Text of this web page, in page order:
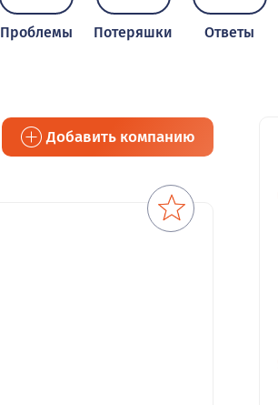
Проблемы Потеряшки Ответы
Добавить компанию